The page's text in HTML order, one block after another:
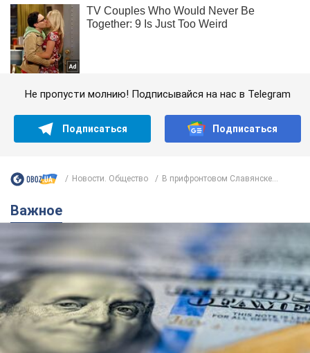
Не пропусти молнию! Подписывайся на нас в Telegram
Подписаться Подписаться
Новости. Общество В прифронтовом Славянске...
Важное